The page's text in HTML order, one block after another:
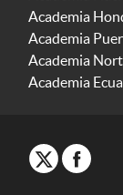
Academia
Academia
Academia
Academia